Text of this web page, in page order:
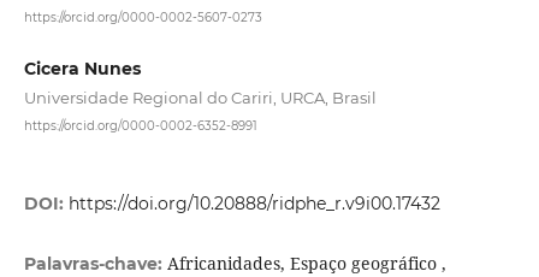
https://orcid.org/0000-0002-5607-0273
Cicera Nunes
Universidade Regional do Cariri, URCA, Brasil
https://orcid.org/0000-0002-6352-8991
DOI: https://doi.org/10.20888/ridphe_r.v9i00.17432
Palavras-chave: Africanidades, Espaço geográfico ,